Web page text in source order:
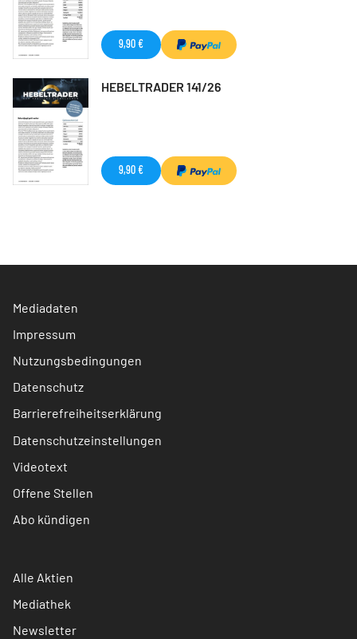
9,90 €
HEBELTRADER 141/26
9,90 €
Mediadaten
Impressum
Nutzungsbedingungen
Datenschutz
Barrierefreiheitserklärung
Datenschutzeinstellungen
Videotext
Offene Stellen
Abo kündigen
Alle Aktien
Mediathek
Newsletter